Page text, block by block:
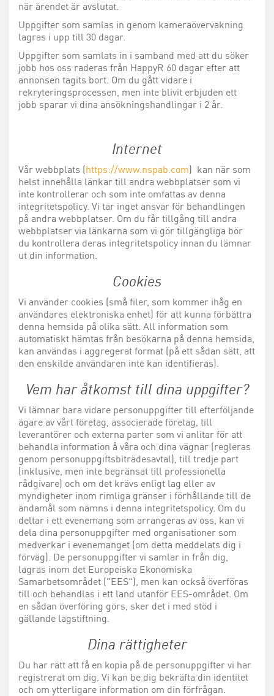
när ärendet är avslutat.
Uppgifter som samlas in genom kameraövervakning
lagras i upp till 30 dagar.
Uppgifter som samlats in i samband med att du söker
jobb hos oss raderas från HappyR 60 dagar efter att
annonsen tagits bort. Om du gått vidare i
rekryteringsprocessen, men inte blivit erbjuden ett
jobb sparar vi dina ansökningshandlingar i 2 år.
Internet
Vår webbplats ( https://www.nspab.com ) kan när som
helst innehålla länkar till andra webbplatser som vi
inte kontrollerar och som inte omfattas av denna
integritetspolicy. Vi tar inget ansvar för behandlingen
på andra webbplatser. Om du får tillgång till andra
webbplatser via länkarna som vi gör tillgängliga bör
du kontrollera deras integritetspolicy innan du lämnar
ut din information.
Cookies
Vi använder cookies (små filer, som kommer ihåg en
användares elektroniska enhet) för att kunna förbättra
denna hemsida på olika sätt. All information som
automatiskt hämtas från besökarna på denna hemsida,
kan användas i aggregerat format (på ett sådan sätt, att
den enskilde användaren inte kan identifieras).
Vem har åtkomst till dina uppgifter?
Vi lämnar bara vidare personuppgifter till efterföljande
ägare av vårt företag, associerade företag, till
leverantörer och externa parter som vi anlitar för att
behandla information å våra och dina vägnar (regleras
genom personuppgiftsbiträdesavtal), till tredje part
(inklusive, men inte begränsat till professionella
rådgivare) och om det krävs enligt lag eller av
myndigheter inom rimliga gränser i förhållande till de
ändamål som nämns i denna integritetspolicy. Om du
deltar i ett evenemang som arrangeras av oss, kan vi
dela dina personuppgifter med organisationer som
medverkar i evenemanget (om detta meddelats dig i
förväg). De personuppgifter vi samlar in från dig,
lagras inom det Europeiska Ekonomiska
Samarbetsområdet ("EES"), men kan också överföras
till och behandlas i ett land utanför EES-området. Om
en sådan överföring görs, sker det i med stöd i
gällande lagstiftning.
Dina rättigheter
Du har rätt att få en kopia på de personuppgifter vi har
registrerat om dig. Vi kan be dig bekräfta din identitet
och om ytterligare information om din förfrågan.